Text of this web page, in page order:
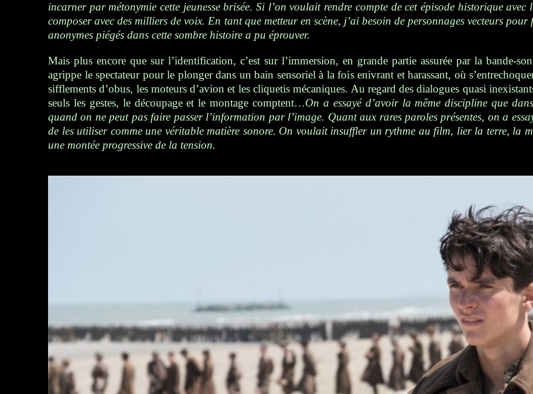
incarner par métonymie cette jeunesse brisée.Si l’on voulait rendre compte de cet épisode historique
composer avec des milliers de voix. En tant que metteur en scène, j’ai besoin de personnages vecteurs
anonymes piégés dans cette sombre histoire a pu éprouver.
Mais plus encore que sur l’identification, c’est sur l’immersion, en grande partie assurée par la bande-
agrippe le spectateur pour le plonger dans un bain sensoriel à la fois enivrant et harassant, où
sifflements d’obus, les moteurs d’avion et les cliquetis mécaniques. Au regard des dialogues quasi
seuls les gestes, le découpage et le montage comptent…On a essayé d’avoir la même discipline que
quand on ne peut pas faire passer l’information par l’image. Quant aux rares paroles présentes, on a
de les utiliser comme une véritable matière sonore. On voulait insuffler un rythme au film, lier la terre, la
une montée progressive de la tension.